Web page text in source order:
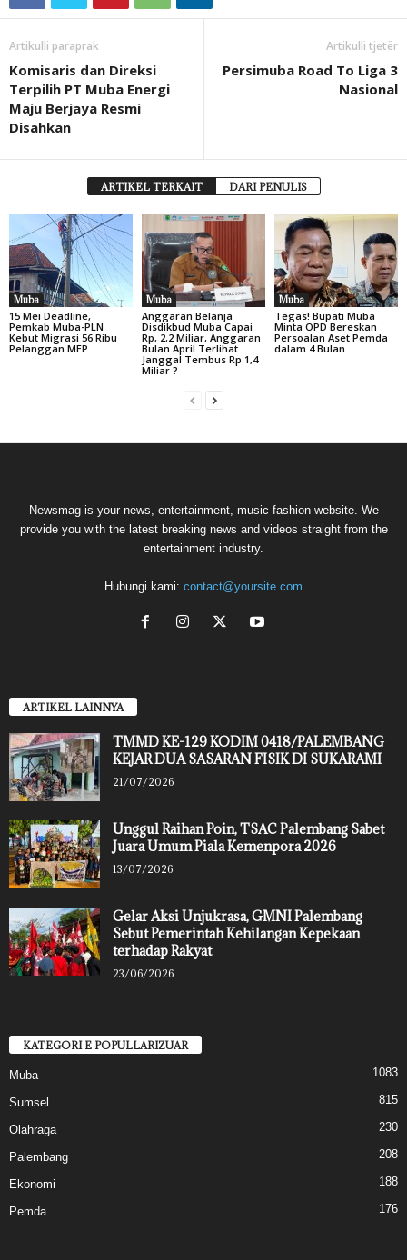
Artikulli paraprak
Komisaris dan Direksi
Terpilih PT Muba Energi
Maju Berjaya Resmi
Disahkan
Artikulli tjetër
Persimuba Road To Liga 3
Nasional
ARTIKEL TERKAIT DARI PENULIS
Muba
15 Mei Deadline,
Pemkab Muba-PLN
Kebut Migrasi 56 Ribu
Pelanggan MEP
Muba
Anggaran Belanja
Disdikbud Muba Capai
Rp, 2,2 Miliar, Anggaran
Bulan April Terlihat
Janggal Tembus Rp 1,4
Miliar ?
Muba
Tegas! Bupati Muba
Minta OPD Bereskan
Persoalan Aset Pemda
dalam 4 Bulan
Newsmag is your news, entertainment, music fashion website. We
provide you with the latest breaking news and videos straight from the
entertainment industry.
Hubungi kami: contact@yoursite.com
ARTIKEL LAINNYA
TMMD KE-129 KODIM 0418/PALEMBANG
KEJAR DUA SASARAN FISIK DI SUKARAMI
21/07/2026
Unggul Raihan Poin, TSAC Palembang Sabet
Juara Umum Piala Kemenpora 2026
13/07/2026
Gelar Aksi Unjukrasa, GMNI Palembang
Sebut Pemerintah Kehilangan Kepekaan
terhadap Rakyat
23/06/2026
KATEGORI E POPULLARIZUAR
Muba 1083
Sumsel 815
Olahraga 230
Palembang 208
Ekonomi 188
Pemda 176